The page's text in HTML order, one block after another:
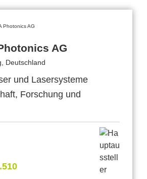
AG
Deutschland
und Lasersysteme
Forschung und